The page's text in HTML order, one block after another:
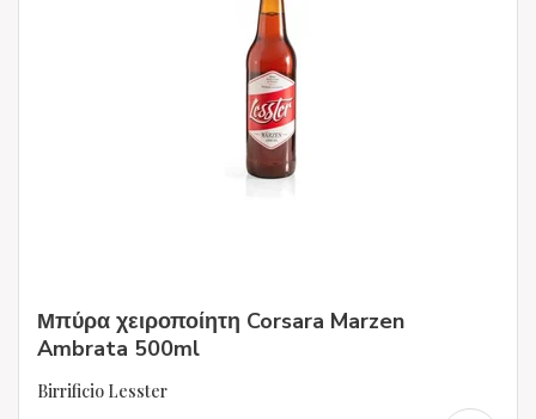
Μπύρα χειροποίητη Corsara Marzen
Ambrata 500ml
Birrificio Lesster